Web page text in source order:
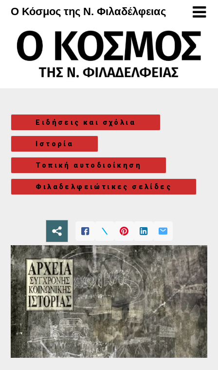
Μετάβαση
περιεχόμενο
Ο Κόσμος της Ν. Φιλαδέλφειας
Ειδήσεις και σχόλια
Ιστορία
Τοπική αυτοδιοίκηση
Φιλαδελφειώτικες σελίδες